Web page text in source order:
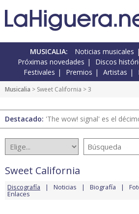
MUSICALIA: Noticias musicales
Próximas novedades
Discos
Festivales
Premios Artistas
Musicalia > Sweet California > 3
Destacado: 'The wow! signal' es el
Sweet California
Discografía Noticias Biografía
Enlaces